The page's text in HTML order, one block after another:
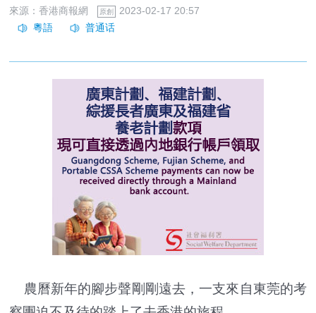
來源：香港商報網 原創 2023-02-17 20:57
農曆新年的腳步聲剛剛遠去，一支來自東莞的考